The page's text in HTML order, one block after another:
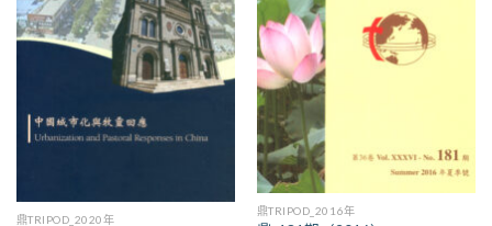
鼎TRIPOD_2020年
鼎TRIPOD_2016年